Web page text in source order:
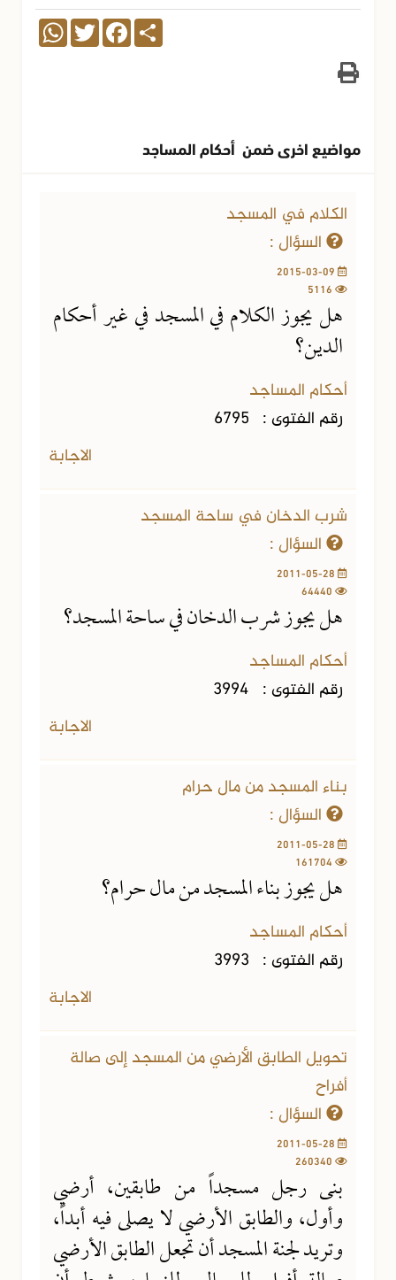
Share
Facebook
Twitter
WhatsApp
مواضيع اخرى ضمن أحكام المساجد
الكلام في المسجد
السؤال :
هل يجوز الكلام في المسجد في غير أحكام
الدين؟
أحكام المساجد
رقم الفتوى : 6795
الاجابة
شرب الدخان في ساحة المسجد
السؤال :
هل يجوز شرب الدخان في ساحة المسجد؟
أحكام المساجد
رقم الفتوى : 3994
الاجابة
بناء المسجد من مال حرام
السؤال :
هل يجوز بناء المسجد من مال حرام؟
أحكام المساجد
رقم الفتوى : 3993
الاجابة
تحويل الطابق الأرضي من المسجد إلى صالة
أفراح
السؤال :
بنى رجل مسجداً من طابقين، أرضي
وأول، والطابق الأرضي لا يصلى فيه أبداً،
وتريد لجنة المسجد أن تجعل الطابق الأرضي